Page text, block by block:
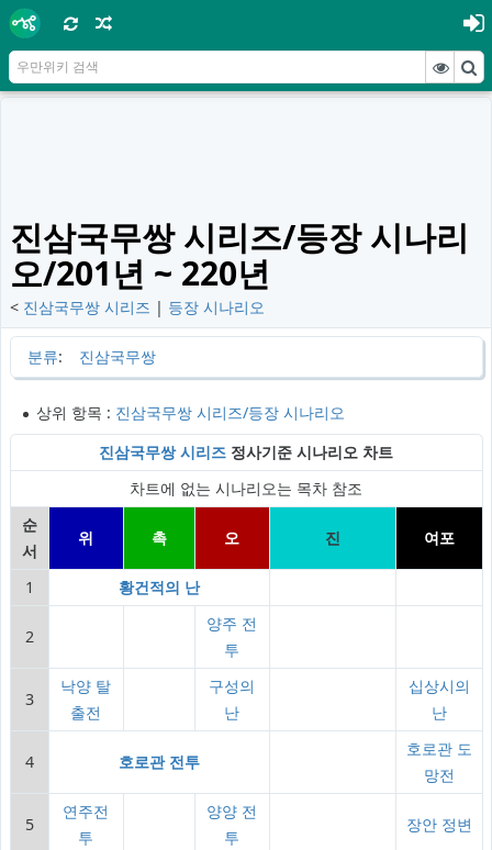
진삼국무쌍 시리즈/등장 시나리
오/201년 ~ 220년
< 진삼국무쌍 시리즈 ‎ | 등장 시나리오
분류: 진삼국무쌍
상위 항목 : 진삼국무쌍 시리즈/등장 시나리오
진삼국무쌍 시리즈 정사기준 시나리오 차트
차트에 없는 시나리오는 목차 참조
순
서
위 촉 오 진 여포
1 황건적의 난
2
양주 전
투
3
낙양 탈
출전
구성의
난
십상시의
난
4 호로관 전투
호로관 도
망전
5
연주전
투
양양 전
투
장안 정변